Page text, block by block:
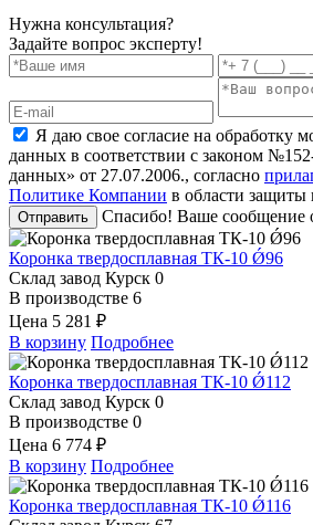
Нужна консультация?
Задайте вопрос эксперту!
Я даю свое согласие на обработку
данных в соответствии с законом
данных» от 27.07.2006., согласно
Политике Компании в области
Отправить Спасибо! Ваше сообщение
Коронка твердосплавная ТК-10 Ǿ96
Склад завод Курск 0
В производстве 6
Цена 5 281 ₽
В корзину Подробнее
Коронка твердосплавная ТК-10 Ǿ112
Склад завод Курск 0
В производстве 0
Цена 6 774 ₽
В корзину Подробнее
Коронка твердосплавная ТК-10 Ǿ116